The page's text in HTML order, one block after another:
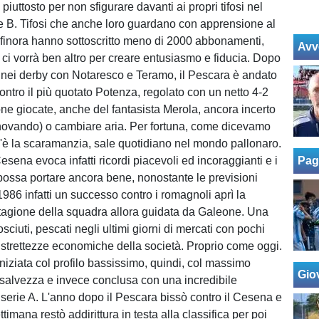
per non sfigurare davanti ai propri tifosi nel
B. Tifosi che anche loro guardano con apprensione al
hanno sottoscritto meno di 2000 abbonamenti,
vorrà ben altro per creare entusiasmo e fiducia. Dopo
derby con Notaresco e Teramo, il Pescara è andato
il più quotato Potenza, regolato con un netto 4-2
giocate, anche del fantasista Merola, ancora incerto
o cambiare aria. Per fortuna, come dicevamo
la scaramanzia, sale quotidiano nel mondo pallonaro.
evoca infatti ricordi piacevoli ed incoraggianti e i
portare ancora bene, nonostante le previsioni
infatti un successo contro i romagnoli aprì la
della squadra allora guidata da Galeone. Una
pescati negli ultimi giorni di mercati con pochi
economiche della società. Proprio come oggi.
col profilo bassissimo, quindi, col massimo
e invece conclusa con una incredibile
A. L'anno dopo il Pescara bissò contro il Cesena e
restò addirittura in testa alla classifica per poi